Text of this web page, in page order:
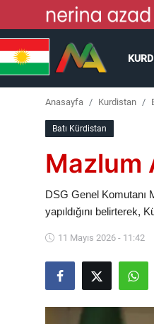
Anasayfa Kurdistan
Batı Kürdistan
Mazlum
DSG Genel Komutanı
yapıldığını belirterek,
11 Mayıs 2026 - 11:42